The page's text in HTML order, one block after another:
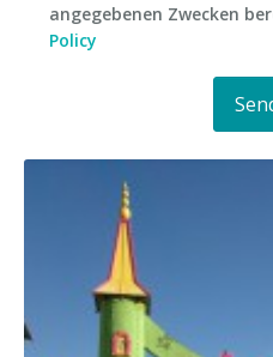
angegebenen Zwecken
Policy